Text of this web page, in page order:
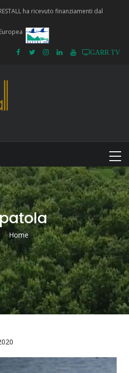
ha ricevuto finanziamenti dal
GARR.TV
Briciole
Di
Pane
Home